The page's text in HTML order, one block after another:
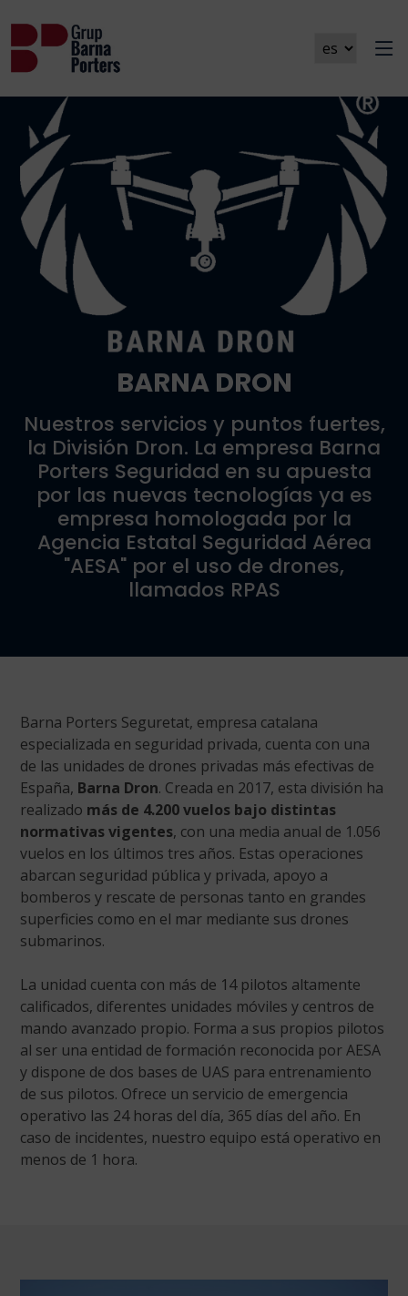
BARNA DRON
Nuestros servicios y puntos fuertes,
la División Dron. La empresa Barna
Porters Seguridad en su apuesta
por las nuevas tecnologías ya es
empresa homologada por la
Agencia Estatal Seguridad Aérea
"AESA" por el uso de drones,
llamados RPAS
Barna Porters Seguretat, empresa catalana
especializada en seguridad privada, cuenta con una
de las unidades de drones privadas más efectivas de
España, Barna Dron. Creada en 2017, esta división ha
realizado más de 4.200 vuelos bajo distintas
normativas vigentes, con una media anual de 1.056
vuelos en los últimos tres años. Estas operaciones
abarcan seguridad pública y privada, apoyo a
bomberos y rescate de personas tanto en grandes
superficies como en el mar mediante sus drones
submarinos.
La unidad cuenta con más de 14 pilotos altamente
calificados, diferentes unidades móviles y centros de
mando avanzado propio. Forma a sus propios pilotos
al ser una entidad de formación reconocida por AESA
y dispone de dos bases de UAS para entrenamiento
de sus pilotos. Ofrece un servicio de emergencia
operativo las 24 horas del día, 365 días del año. En
caso de incidentes, nuestro equipo está operativo en
menos de 1 hora.